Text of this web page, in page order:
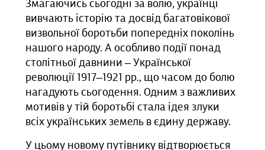
Змагаючись сьогодні за волю, українці
вивчають історію та досвід багатовікової
визвольної боротьби попередніх поколінь
нашого народу. А особливо події понад
столітньої давнини – Української
революції 1917–1921 рр., що часом до болю
нагадують сьогодення. Одним з важливих
мотивів у тій боротьбі стала ідея злуки
всіх українських земель в єдину державу.
У цьому новому путівнику відтворюється